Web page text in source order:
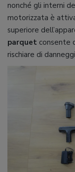
nonché gli interni
motorizzata è
superiore
parquet consente
rischiare di